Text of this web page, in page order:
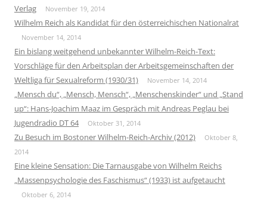
Verlag
November 19, 2014
Wilhelm Reich als Kandidat für den österreichischen Nationalrat
November 14, 2014
Ein bislang weitgehend unbekannter Wilhelm-Reich-Text:
Vorschläge für den Arbeitsplan der Arbeitsgemeinschaften der
Weltliga für Sexualreform (1930/31)
November 14, 2014
„Mensch du“, „Mensch, Mensch“, „Menschenskinder“ und „Stand
up“: Hans-Joachim Maaz im Gespräch mit Andreas Peglau bei
Jugendradio DT 64
Oktober 31, 2014
Zu Besuch im Bostoner Wilhelm-Reich-Archiv (2012)
Oktober 8,
2014
Eine kleine Sensation: Die Tarnausgabe von Wilhelm Reichs
„Massenpsychologie des Faschismus“ (1933) ist aufgetaucht
Oktober 6, 2014